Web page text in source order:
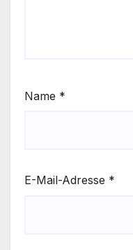
Name *
E-Mail-Adresse *